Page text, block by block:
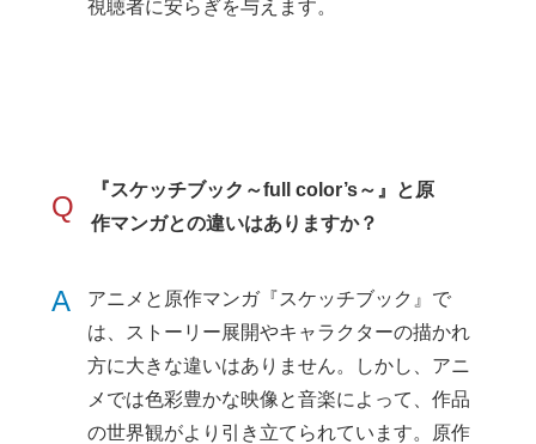
視聴者に安らぎを与えます。
Q
『スケッチブック～full color’s～』と原
作マンガとの違いはありますか？
A
アニメと原作マンガ『スケッチブック』で
は、ストーリー展開やキャラクターの描かれ
方に大きな違いはありません。しかし、アニ
メでは色彩豊かな映像と音楽によって、作品
の世界観がより引き立てられています。原作